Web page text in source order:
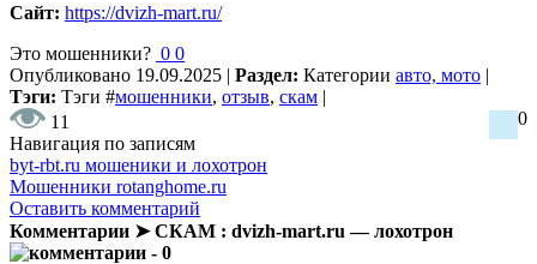
Сайт: https://dvizh-mart.ru/
Это мошенники? 0 0
Опубликовано 19.09.2025 | Раздел: Категории авто, мото |
Тэги: Тэги #мошенники, отзыв, скам |
11
0
Навигация по записям
byt-rbt.ru мошеники и лохотрон
Мошенники rotanghome.ru
Оставить комментарий
Комментарии ➤ СКАМ : dvizh-mart.ru — лохотрон
- 0